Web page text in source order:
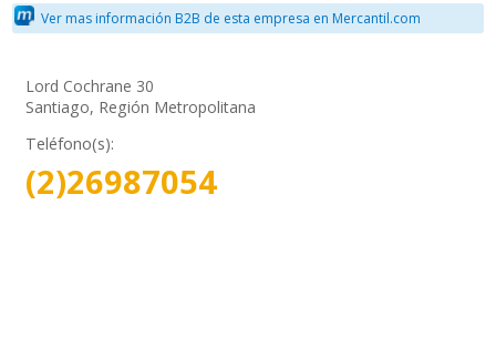
Ver mas información B2B de esta empresa en Mercantil.com
Lord Cochrane 30
Santiago, Región Metropolitana
Teléfono(s):
(2)26987054